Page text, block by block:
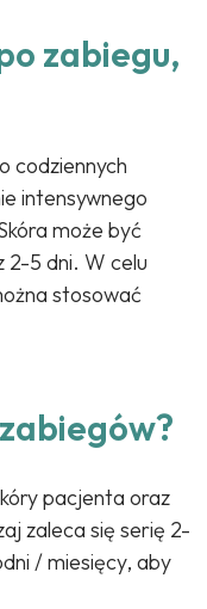
zabiegu,
codziennych
intensywnego
może być
2-5 dni. W celu
stosować
pacjenta oraz
zaleca się serię 2-
/ miesięcy, aby